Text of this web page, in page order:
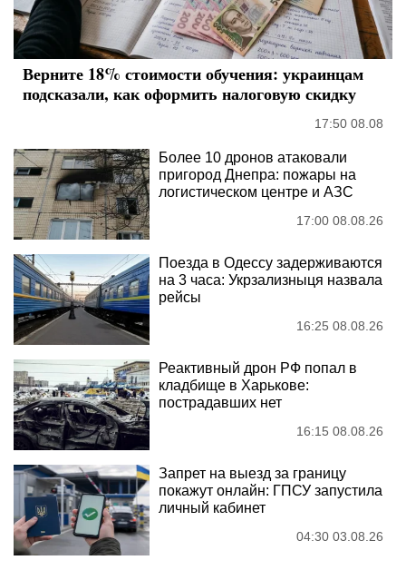
Верните 18% стоимости обучения: украинцам
подсказали, как оформить налоговую скидку
17:50 08.08
Более 10 дронов атаковали
пригород Днепра: пожары на
логистическом центре и АЗС
17:00 08.08.26
Поезда в Одессу задерживаются
на 3 часа: Укрзализныця назвала
рейсы
16:25 08.08.26
Реактивный дрон РФ попал в
кладбище в Харькове:
пострадавших нет
16:15 08.08.26
Запрет на выезд за границу
покажут онлайн: ГПСУ запустила
личный кабинет
04:30 03.08.26